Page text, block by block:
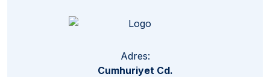
Adres:
Cumhuriyet Cd.